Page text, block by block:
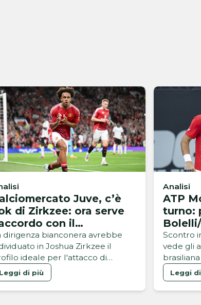
Juve, c’è
di Zirkzee: ora serve
con il
United
dirigenza bianconera avrebbe
in Joshua Zirkzee il
ideale per l'attacco di
Leggi di più
Analisi
ATP
turno:
Luz/
Scontro
vede gli
brasiliana
Leggi